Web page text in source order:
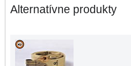
Alternatívne produkty